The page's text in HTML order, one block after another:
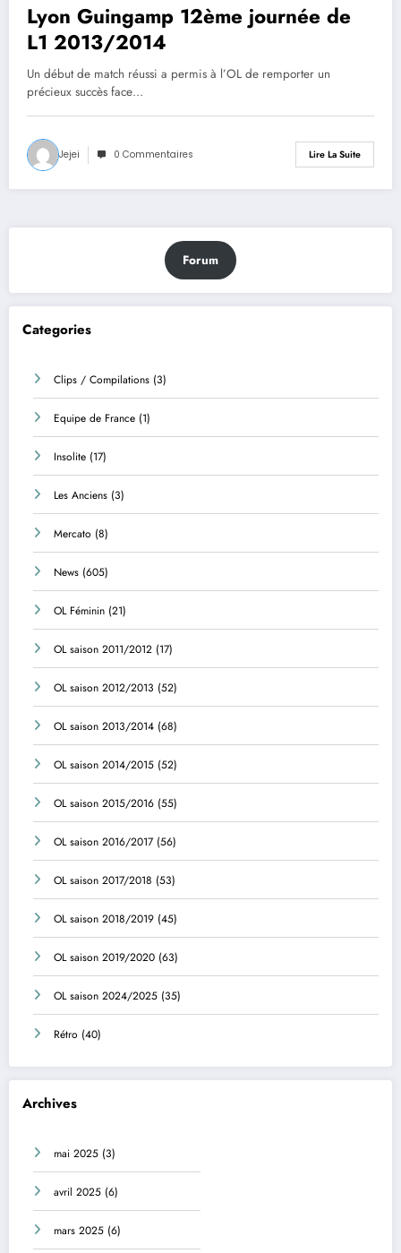
Lyon Guingamp 12ème journée de
L1 2013/2014
Un début de match réussi a permis à l’OL de remporter un
précieux succès face…
Jejei 0 Commentaires Lire La Suite
Forum
Categories
Clips / Compilations (3)
Equipe de France (1)
Insolite (17)
Les Anciens (3)
Mercato (8)
News (605)
OL Féminin (21)
OL saison 2011/2012 (17)
OL saison 2012/2013 (52)
OL saison 2013/2014 (68)
OL saison 2014/2015 (52)
OL saison 2015/2016 (55)
OL saison 2016/2017 (56)
OL saison 2017/2018 (53)
OL saison 2018/2019 (45)
OL saison 2019/2020 (63)
OL saison 2024/2025 (35)
Rétro (40)
Archives
mai 2025 (3)
avril 2025 (6)
mars 2025 (6)